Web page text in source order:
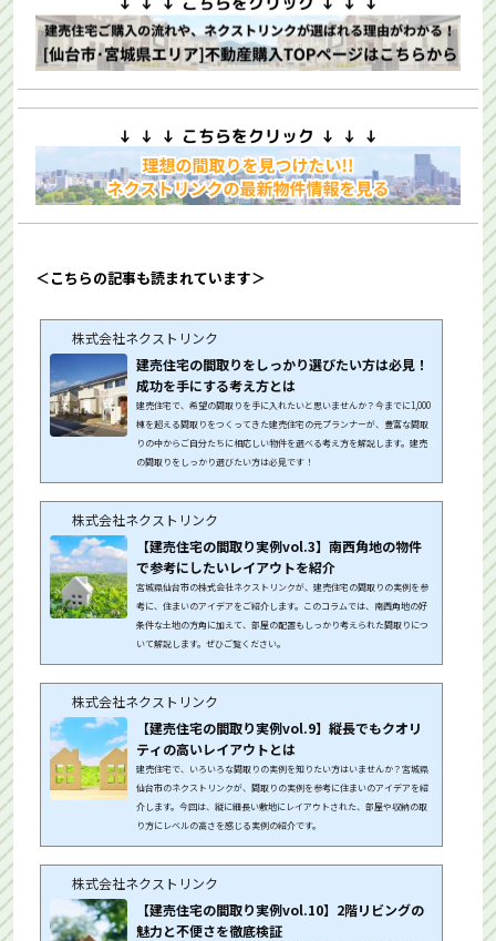
＜こちらの記事も読まれています＞
株式会社ネクストリンク
建売住宅の間取りをしっかり選びたい方は必見！
成功を手にする考え方とは
建売住宅で、希望の間取りを手に入れたいと思いませんか？今までに1,000
棟を超える間取りをつくってきた建売住宅の元プランナーが、豊富な間取
りの中からご自分たちに相応しい物件を選べる考え方を解説します。建売
の間取りをしっかり選びたい方は必見です！
株式会社ネクストリンク
【建売住宅の間取り実例vol.3】南西角地の物件
で参考にしたいレイアウトを紹介
宮城県仙台市の株式会社ネクストリンクが、建売住宅の間取りの実例を参
考に、住まいのアイデアをご紹介します。このコラムでは、南西角地の好
条件な土地の方角に加えて、部屋の配置もしっかり考えられた間取りにつ
いて解説します。ぜひご覧ください。
株式会社ネクストリンク
【建売住宅の間取り実例vol.9】縦長でもクオリ
ティの高いレイアウトとは
建売住宅で、いろいろな間取りの実例を知りたい方はいませんか？宮城県
仙台市のネクストリンクが、間取りの実例を参考に住まいのアイデアを紹
介します。今回は、縦に細長い敷地にレイアウトされた、部屋や収納の取
り方にレベルの高さを感じる実例の紹介です。
株式会社ネクストリンク
【建売住宅の間取り実例vol.10】2階リビングの
魅力と不便さを徹底検証